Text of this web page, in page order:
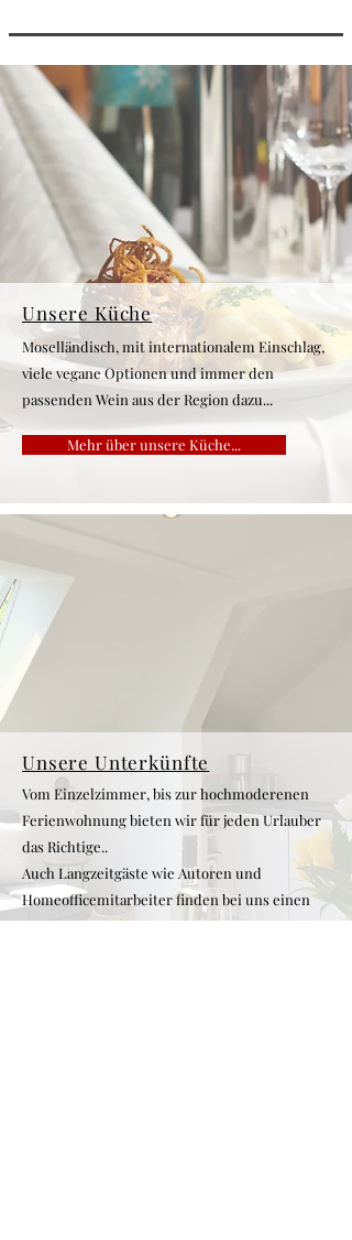
Unsere Küche
Moselländisch, mit internationalem Einschlag,
viele vegane Optionen und immer den
passenden Wein aus der Region dazu...
Mehr über unsere Küche...
Unsere Unterkünfte
Vom Einzelzimmer, bis zur hochmoderenen
Ferienwohnung bieten wir für jeden Urlauber
das Richtige..
Auch Langzeitgäste wie Autoren und
Homeofficemitarbeiter finden bei uns einen
perfekten Ort für ihre Bedürfnisse vor.